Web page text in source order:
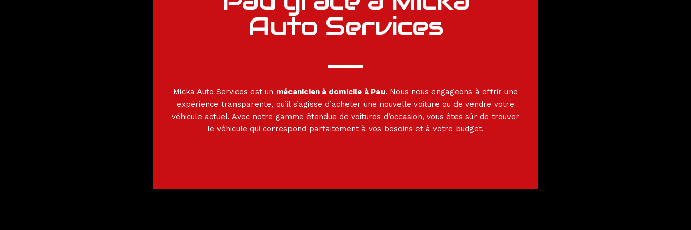
Auto Services
Micka Auto Services est un mécanicien à domicile à Pau. Nous nous engageons à offrir une
expérience transparente, qu’il s’agisse d’acheter une nouvelle voiture ou de vendre votre
véhicule actuel. Avec notre gamme étendue de voitures d’occasion, vous êtes sûr de trouver
le véhicule qui correspond parfaitement à vos besoins et à votre budget.